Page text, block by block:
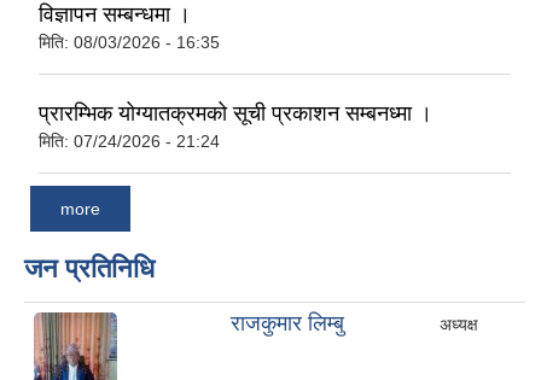
विज्ञापन सम्बन्धमा ।
मिति: 08/03/2026 - 16:35
प्रारम्भिक योग्यातक्रमको सूची प्रकाशन सम्बनध्मा ।
मिति: 07/24/2026 - 21:24
more
जन प्रतिनिधि
राजकुमार लिम्बु अध्यक्ष